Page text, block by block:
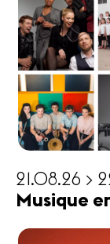
21.08.26 >
Musique